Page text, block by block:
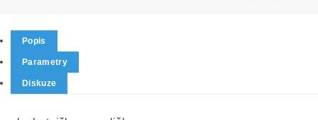
Popis
Parametry
Diskuze